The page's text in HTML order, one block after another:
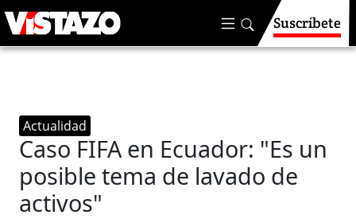
Suscríbete
Actualidad
Caso FIFA en Ecuador: "Es un
posible tema de lavado de
activos"